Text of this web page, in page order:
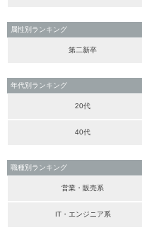
属性別ランキング
第二新卒
年代別ランキング
20代
40代
職種別ランキング
営業・販売系
IT・エンジニア系